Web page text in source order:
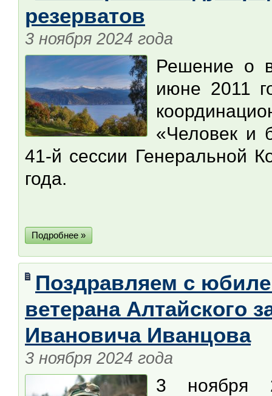
резерватов
3 ноября 2024 года
Решение о
июне 2011
«Человек и
41-й сессии Генеральной
года.
Подробнее »
Поздравляем с
ветерана Алтайского
Ивановича Иванцова
3 ноября 2024 года
3 ноября